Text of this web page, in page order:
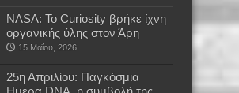
NASA: Το Curiosity βρήκε ίχνη
οργανικής ύλης στον Άρη
15 Μαΐου, 2026
25η Απριλίου: Παγκόσμια